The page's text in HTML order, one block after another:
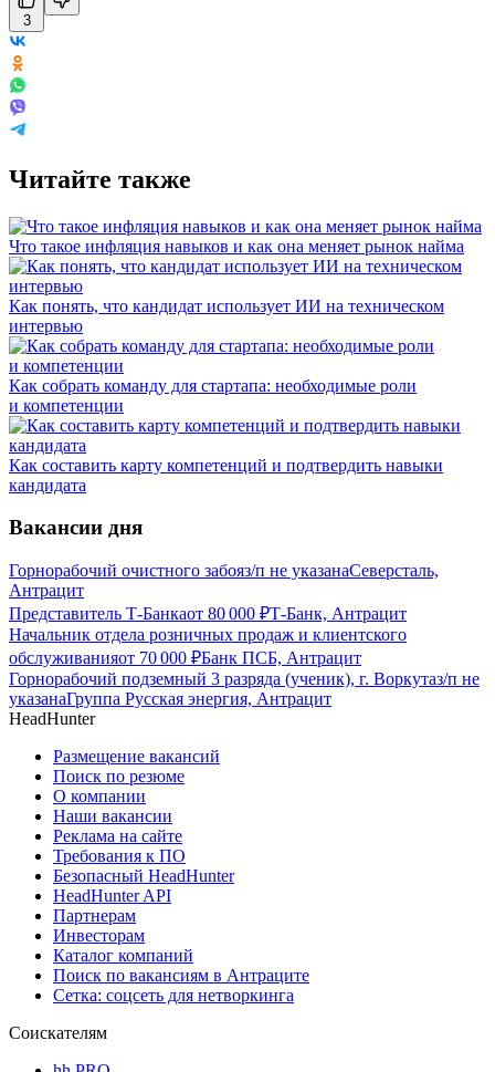
3
Читайте также
Что такое инфляция навыков и как она меняет рынок найма
Как понять, что кандидат использует ИИ на техническом
интервью
Как собрать команду для стартапа: необходимые роли
и компетенции
Как составить карту компетенций и подтвердить навыки
кандидата
Вакансии дня
Горнорабочий очистного забояз/п не указанаСеверсталь,
Антрацит
Представитель Т-Банкаот 80 000 ₽Т-Банк, Антрацит
Начальник отдела розничных продаж и клиентского
обслуживанияот 70 000 ₽Банк ПСБ, Антрацит
Горнорабочий подземный 3 разряда (ученик), г. Воркутаз/п не
указанаГруппа Русская энергия, Антрацит
HeadHunter
Размещение вакансий
Поиск по резюме
О компании
Наши вакансии
Реклама на сайте
Требования к ПО
Безопасный HeadHunter
HeadHunter API
Партнерам
Инвесторам
Каталог компаний
Поиск по вакансиям в Антраците
Сетка: соцсеть для нетворкинга
Соискателям